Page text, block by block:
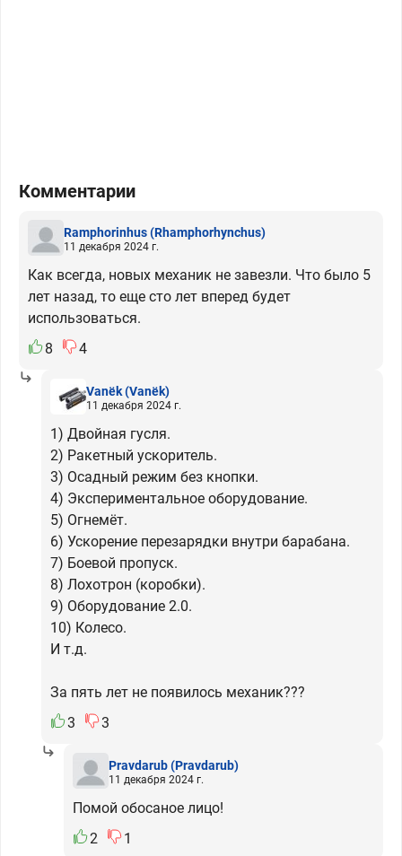
Комментарии
Ramphorinhus(Rhamphorhynchus)
11 декабря 2024 г.
Как всегда, новых механик не завезли. Что было 5
лет назад, то еще сто лет вперед будет
использоваться.
8
4
Vanёk(Vanёk)
11 декабря 2024 г.
1) Двойная гусля.
2) Ракетный ускоритель.
3) Осадный режим без кнопки.
4) Экспериментальное оборудование.
5) Огнемёт.
6) Ускорение перезарядки внутри барабана.
7) Боевой пропуск.
8) Лохотрон (коробки).
9) Оборудование 2.0.
10) Колесо.
И т.д.
За пять лет не появилось механик???
3
3
Pravdarub(Pravdarub)
11 декабря 2024 г.
Помой обосаное лицо!
2
1